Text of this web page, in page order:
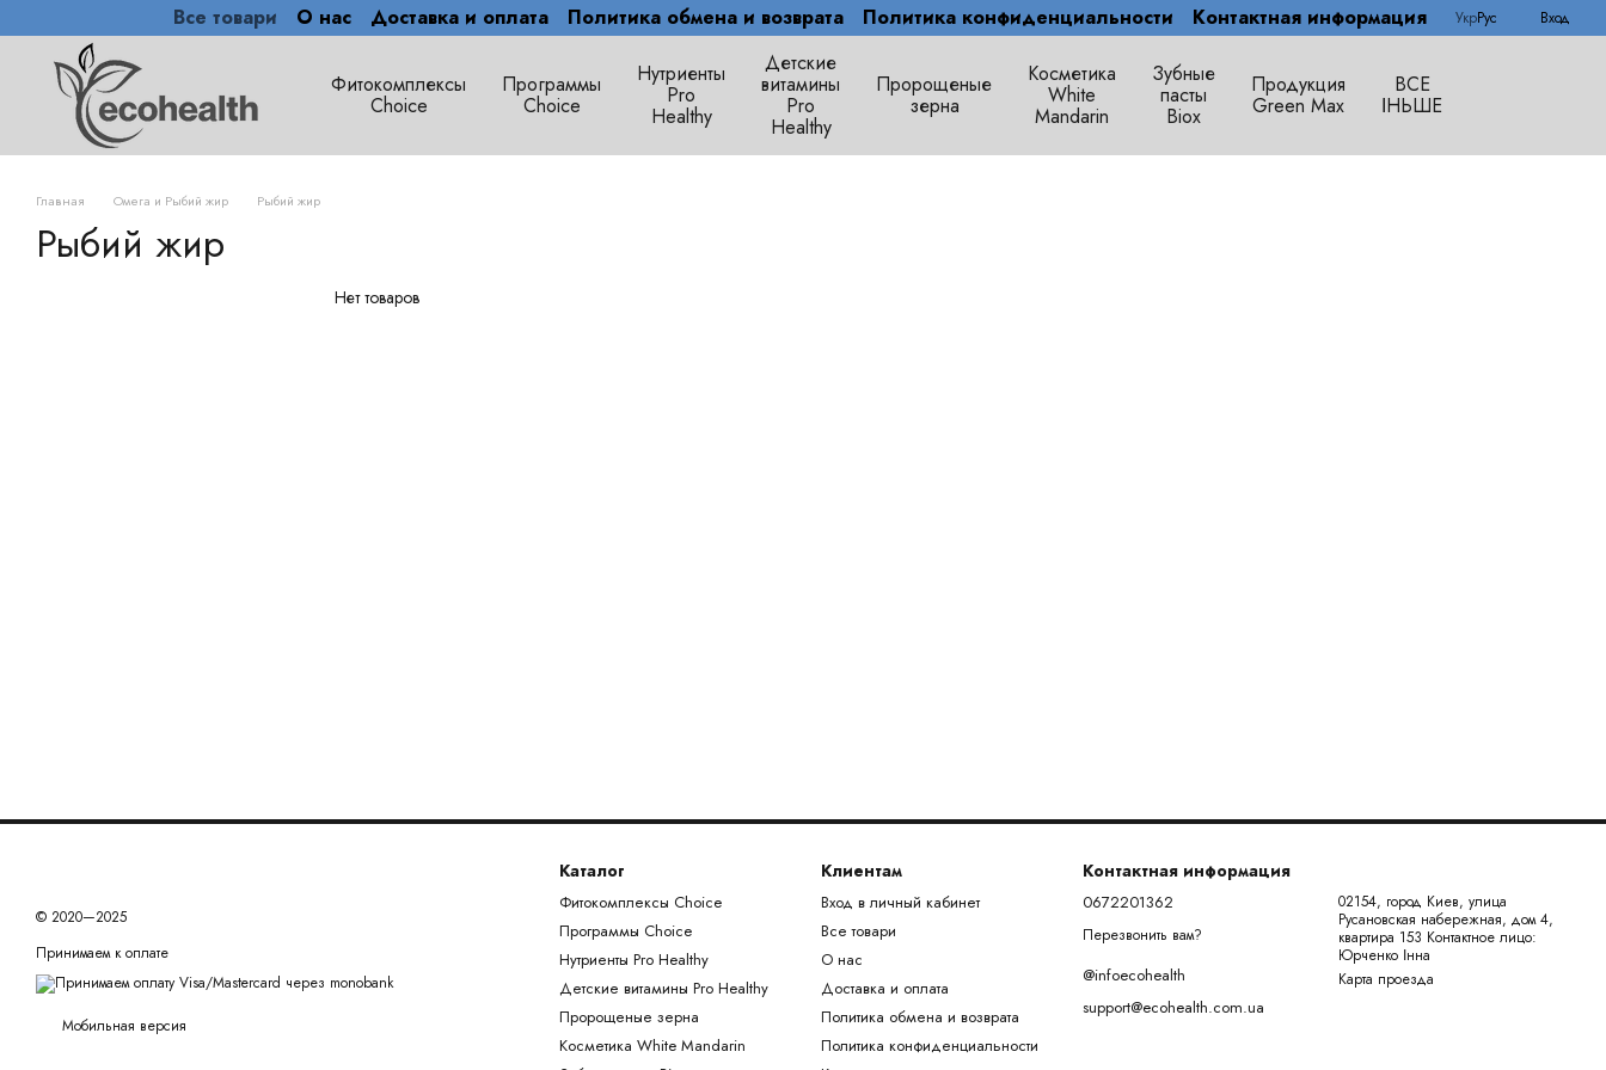
Перейти к основному контенту
Все товари О нас Доставка и оплата Политика обмена и возврата Политика конфиденциальности Контактная информация УкрРус Вход
Фитокомплексы
Choice
Программы
Choice
Нутриенты
Pro
Healthy
Детские
витамины
Pro
Healthy
Пророщеные
зерна
Косметика
White
Mandarin
Зубные
пасты
Biox
Продукция
Green Max
ВСЕ
ІНЬШЕ
Главная Омега и Рыбий жир Рыбий жир
Рыбий жир
Нет товаров
© 2020—2025
Принимаем к оплате
Мобильная версия
Каталог
Фитокомплексы Choice
Программы Choice
Нутриенты Pro Healthy
Детские витамины Pro Healthy
Пророщеные зерна
Косметика White Mandarin
Клиентам
Вход в личный кабинет
Все товари
О нас
Доставка и оплата
Политика обмена и возврата
Политика конфиденциальности
Контактная информация
0672201362
Перезвонить вам?
@infoecohealth
support@ecohealth.com.ua
02154, город Киев, улица
Русановская набережная, дом 4,
квартира 153 Контактное лицо:
Юрченко Інна
Карта проезда